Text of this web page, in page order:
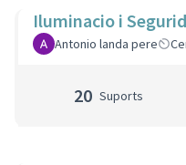
Iluminacio i
Antonio landa pere
20 Suports